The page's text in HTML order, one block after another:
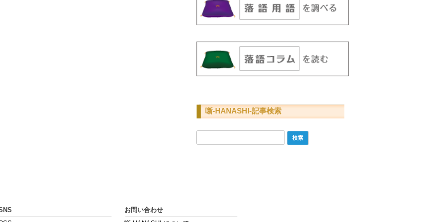
噺-HANASHI-記事検索
索:
お問い合わせ